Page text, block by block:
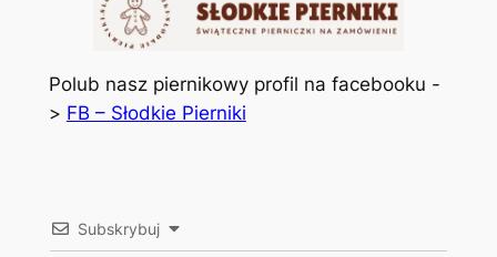
Polub nasz piernikowy profil na facebooku -
> FB – Słodkie Pierniki
Subskrybuj